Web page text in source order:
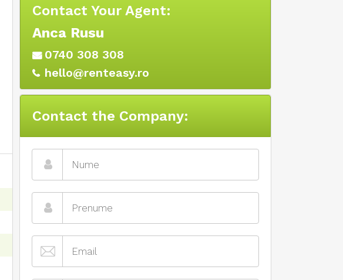
Contact Your Agent:
Anca Rusu
0740 308 308
hello@renteasy.ro
Contact the Company: